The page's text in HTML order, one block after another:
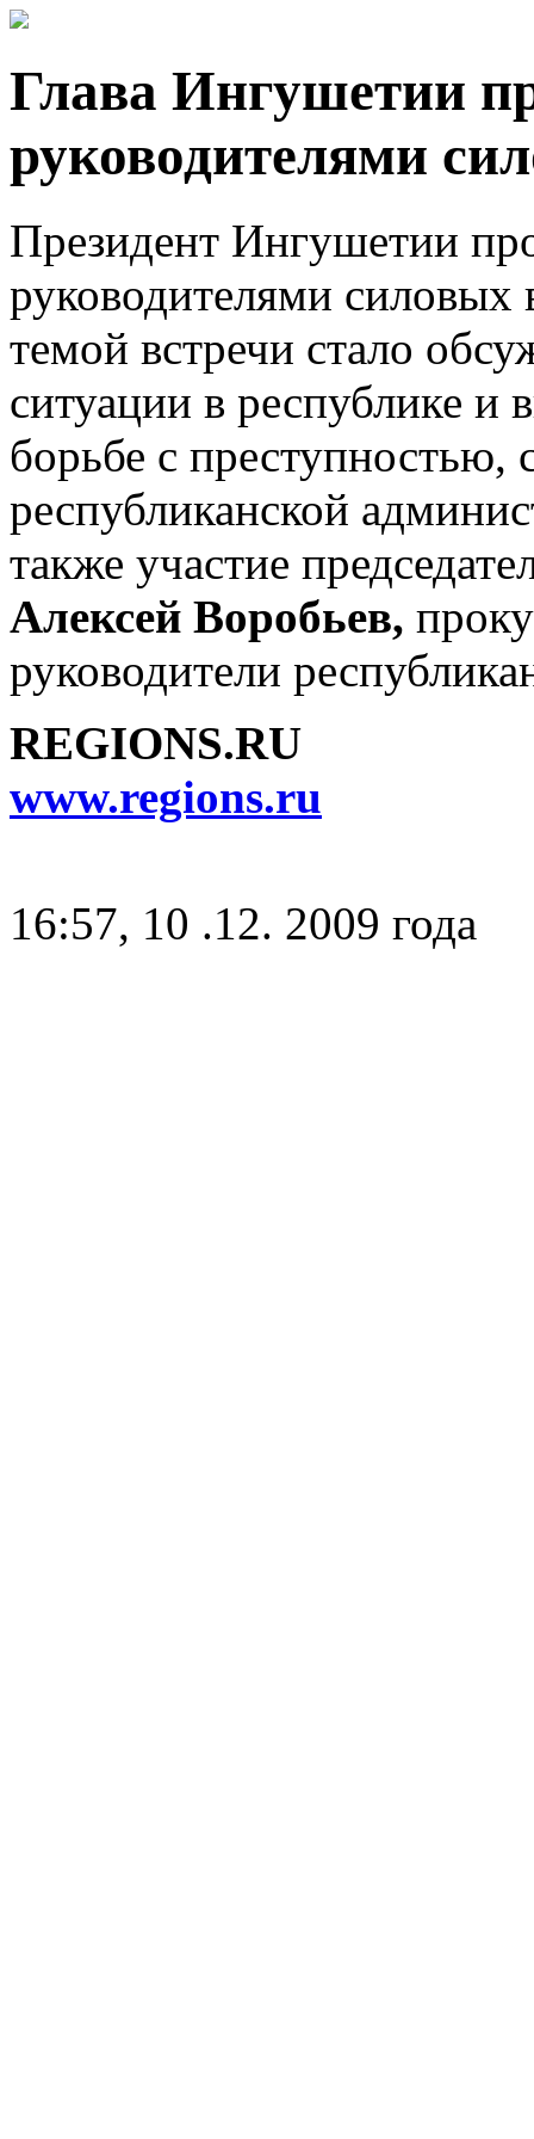
Глава Ингушетии
руководителями
Президент Ингушетии
руководителями
темой встречи стало
ситуации в республике и
борьбе с преступностью,
республиканской
также участие
Алексей Воробьев,
руководители
REGIONS.RU
www.regions.ru
16:57, 10 .12. 2009 года